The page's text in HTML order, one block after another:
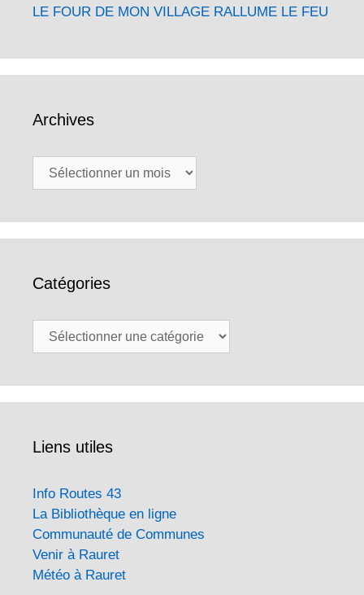
LE FOUR DE MON VILLAGE RALLUME LE FEU
Archives
Archives
Catégories
Catégories
Liens utiles
Info Routes 43
La Bibliothèque en ligne
Communauté de Communes
Venir à Rauret
Météo à Rauret